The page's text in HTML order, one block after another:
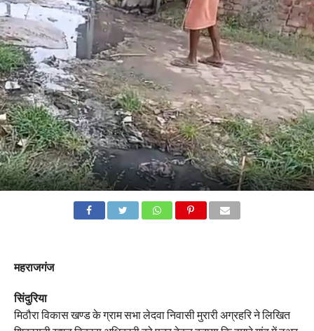
महराजगंज
सिंदुरिया
मिठौरा विकास खण्ड के ग्राम सभा लेदवा निवासी मुरारी अग्रहरि ने लिखित